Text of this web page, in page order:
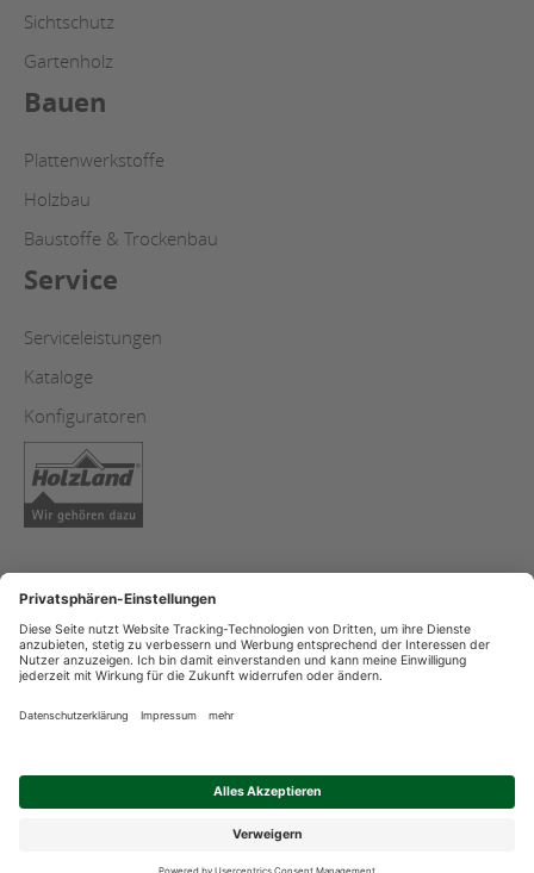
Sichtschutz
Gartenholz
Bauen
Plattenwerkstoffe
Holzbau
Baustoffe & Trockenbau
Service
Serviceleistungen
Kataloge
Konfiguratoren
Datenschutz
Impressum
Streitschlichtung